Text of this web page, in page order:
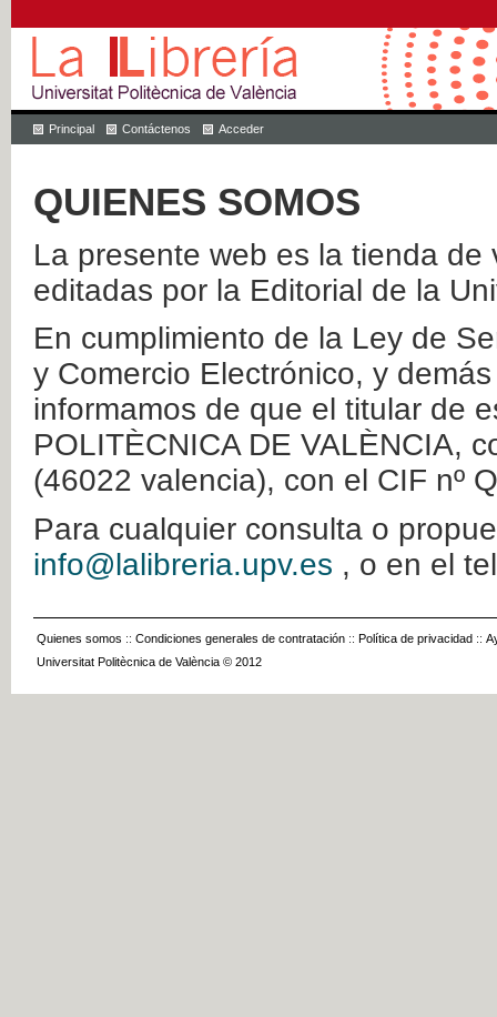
Principal Contáctenos Acceder
QUIENES SOMOS
La presente web es la tienda
editadas por la Editorial de la
En cumplimiento de la Ley de
y Comercio Electrónico, y
informamos de que el titular de
POLITÈCNICA DE VALÈNCIA,
(46022 valencia), con el CIF nº
Para cualquier consulta o
info@lalibreria.upv.es , o en el
Quienes somos :: Condiciones generales de contratación :: Política de privacidad ::
Universitat Politècnica de València © 2012